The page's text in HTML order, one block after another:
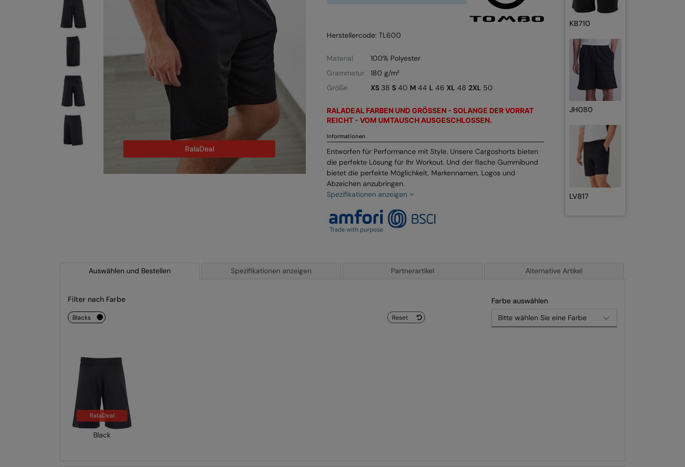
Herstellercode: TL600
Material
100% Polyester
Grammatur
180 g/m²
Größe
XS38 S40 M44 L 46 XL 48 2XL 50
RALADEAL FARBEN UND GRÖSSEN - SOLANGE DER VORRAT
REICHT - VOM UMTAUSCH AUSGESCHLOSSEN.
Informationen
Entworfen für Performance mit Style. Unsere Cargoshorts bieten
die perfekte Lösung für Ihr Workout. Und der flache Gummibund
bietet die perfekte Möglichkeit, Markennamen, Logos und
Abzeichen anzubringen.
Spezifikationen anzeigen
RalaDeal
KB710
JH080
LV817
Auswählen und Bestellen Spezifikationen anzeigen Partnerartikel Alternative Artikel
Farbe auswählen
Filter nach Farbe
Reset
blacks
RalaDeal
Black